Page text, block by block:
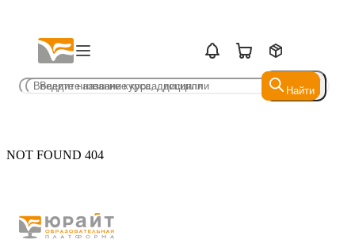
Найти
Найти
NOT FOUND 404